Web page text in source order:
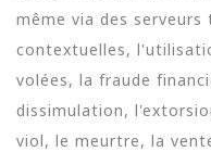
même via des
contextuelles,
volées, la fraude
dissimulation,
viol, le meurtre, la